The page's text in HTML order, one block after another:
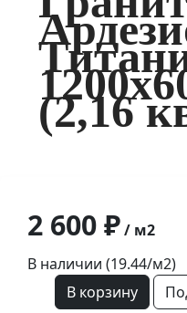
(2,16
2 600 ₽/ м2
В наличии (19.44/м2)
В корзину